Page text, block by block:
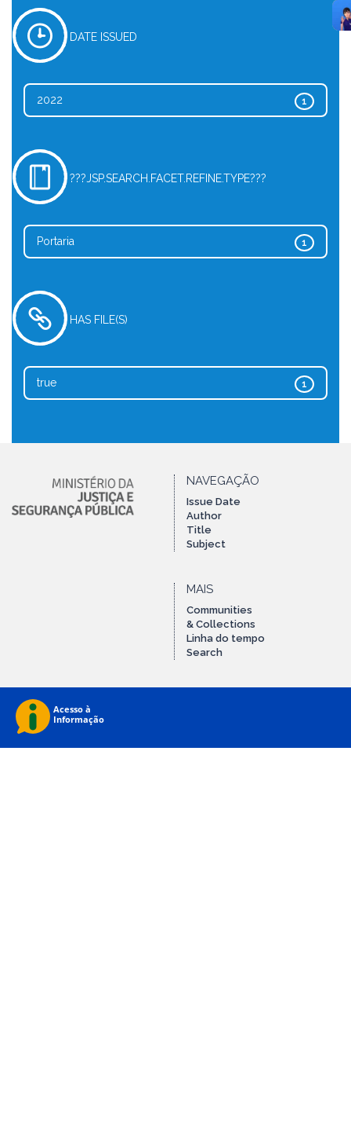
DATE ISSUED
1
2022
???JSP.SEARCH.FACET.REFINE.TYPE???
1
Portaria
HAS FILE(S)
1
true
NAVEGAÇÃO
Issue Date
Author
Title
Subject
MAIS
Communities
& Collections
Linha do tempo
Search